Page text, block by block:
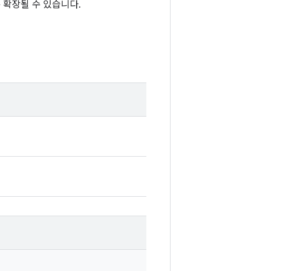
장될 수 있습니다.